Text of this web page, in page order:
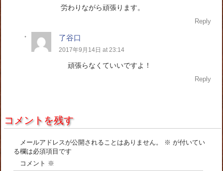
労わりながら頑張ります。
Reply
了谷口
2017年9月14日 at 23:14
頑張らなくていいですよ！
Reply
コメントを残す
メールアドレスが公開されることはありません。 ※ が付いてい
る欄は必須項目です
コメント ※